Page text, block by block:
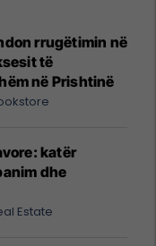
rrugëtimin në
të
në Prishtinë
katër
dhe
Estate